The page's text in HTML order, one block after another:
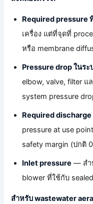
Required pressure
เครื่อง แต่ที่จุดที่
หรือ membrane
Pressure drop ในระ
elbow, valve, filter
system pressure
Required discharge
pressure at use
safety margin (ปกติ
Inlet pressure — สำ
blower ที่ใช้กับ
สำหรับ wastewater